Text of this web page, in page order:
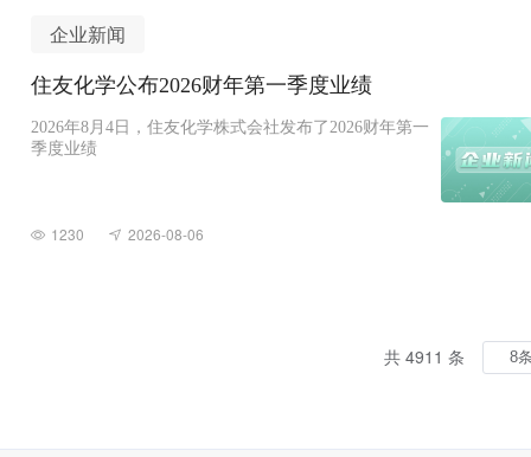
企业新闻
住友化学公布2026财年第一季度业绩
2026年8月4日，住友化学株式会社发布了2026财年第一
季度业绩
1230 2026-08-06
共 4911 条